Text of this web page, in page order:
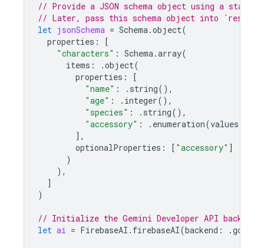
// Provide a JSON schema object using a
// Later, pass this schema object into
let jsonSchema = Schema.object(
properties :
[
"characters" : Schema.array(
items : .object(
properties :
[
"name" : . string(),
"age" : . integer(),
"species" : . string(),
"accessory" : . enumeration(values
],
optionalProperties : [ "accessory" ]
)
),
]
)
// Initialize the Gemini Developer API backend
let ai = FirebaseAI . firebaseAI(backend : .